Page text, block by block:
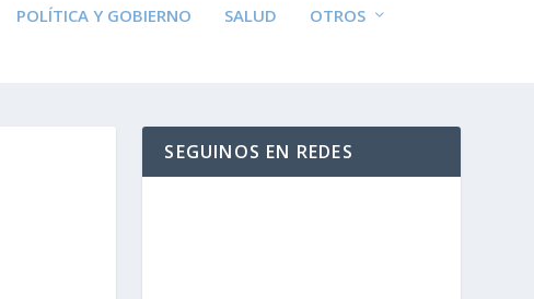
POLÍTICA Y GOBIERNO SALUD OTROS
SEGUINOS EN REDES